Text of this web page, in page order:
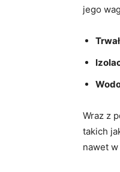
jego⁢
Wraz z
takich
nawet‌